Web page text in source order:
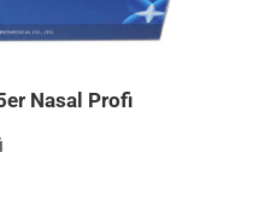
Nasal Profi